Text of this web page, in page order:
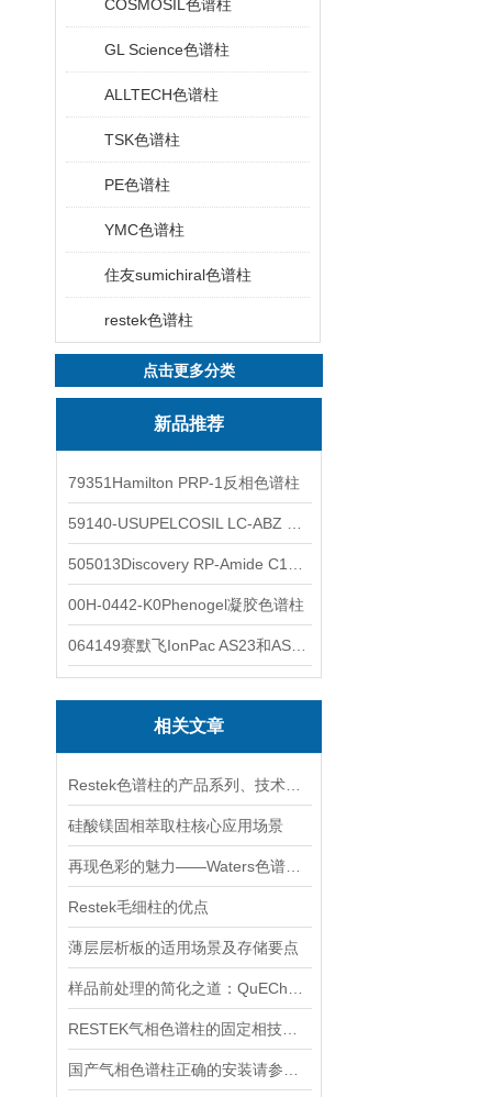
COSMOSIL色谱柱
GL Science色谱柱
ALLTECH色谱柱
TSK色谱柱
PE色谱柱
YMC色谱柱
住友sumichiral色谱柱
restek色谱柱
点击更多分类
新品推荐
79351Hamilton PRP-1反相色谱柱
00H-0442-K0Phenogel凝胶色谱柱
相关文章
硅酸镁固相萃取柱核心应用场景
Restek毛细柱的优点
薄层层析板的适用场景及存储要点